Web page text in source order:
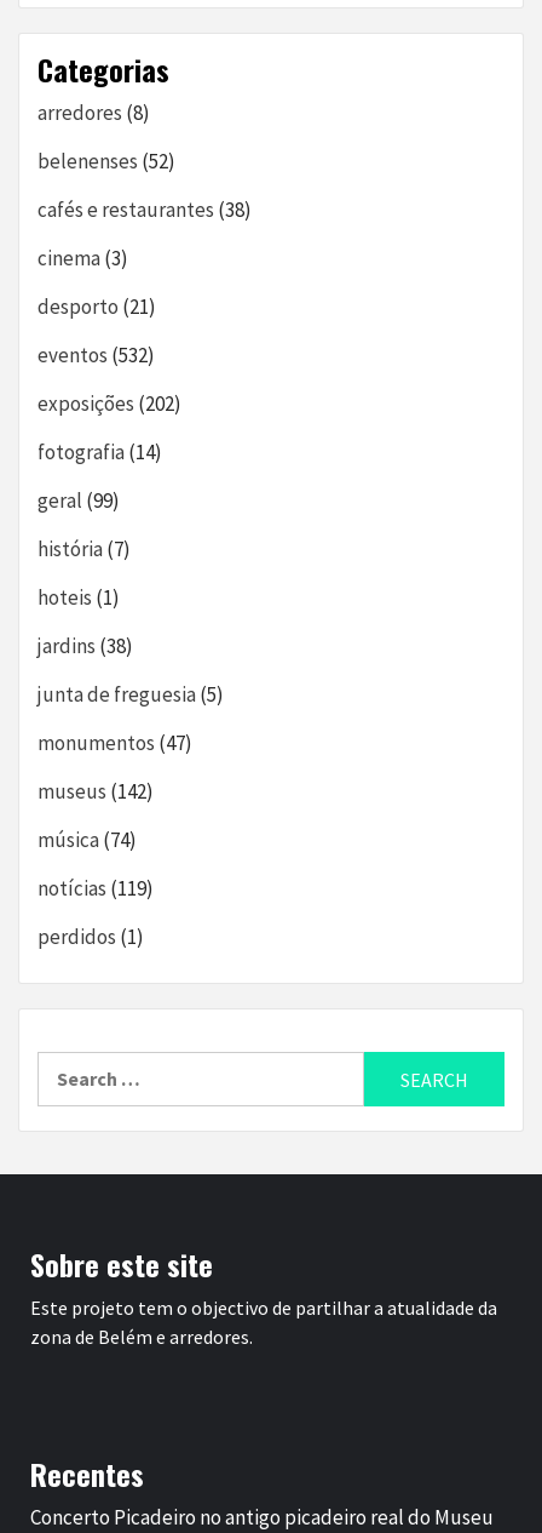
Categorias
arredores (8)
belenenses (52)
cafés e restaurantes (38)
cinema(3)
desporto (21)
eventos (532)
exposições (202)
fotografia(14)
geral (99)
história(7)
hoteis (1)
jardins (38)
junta de freguesia(5)
monumentos (47)
museus (142)
música(74)
notícias (119)
perdidos (1)
Sobre este site
Este projeto tem o objectivo de partilhar a atualidade da
zona de Belém e arredores.
Recentes
Concerto Picadeiro no antigo picadeiro real do Museu